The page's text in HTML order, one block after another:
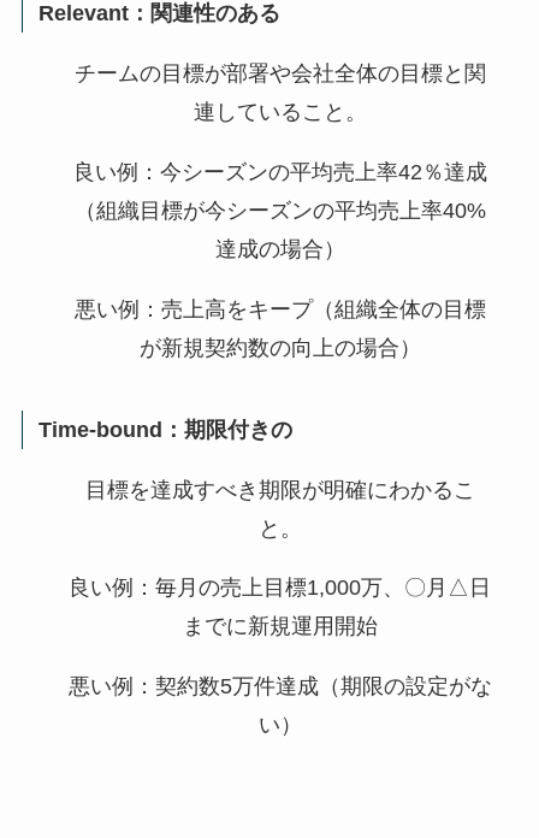
Relevant：関連性のある
チームの目標が部署や会社全体の目標と関
連していること。
良い例：今シーズンの平均売上率42％達成
（組織目標が今シーズンの平均売上率40%
達成の場合）
悪い例：売上高をキープ（組織全体の目標
が新規契約数の向上の場合）
Time-bound：期限付きの
目標を達成すべき期限が明確にわかるこ
と。
良い例：毎月の売上目標1,000万、〇月△日
までに新規運用開始
悪い例：契約数5万件達成（期限の設定がな
い）